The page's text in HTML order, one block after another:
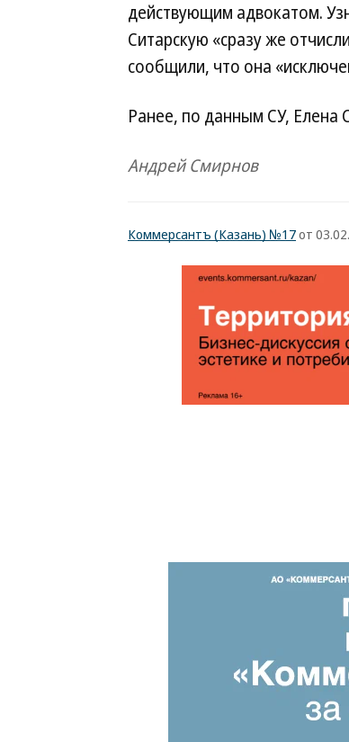
действующим адвокатом.
Ситарскую «сразу же
сообщили, что она
Ранее, по данным СУ, Елена
Андрей Смирнов
Коммерсантъ (Казань) №17от